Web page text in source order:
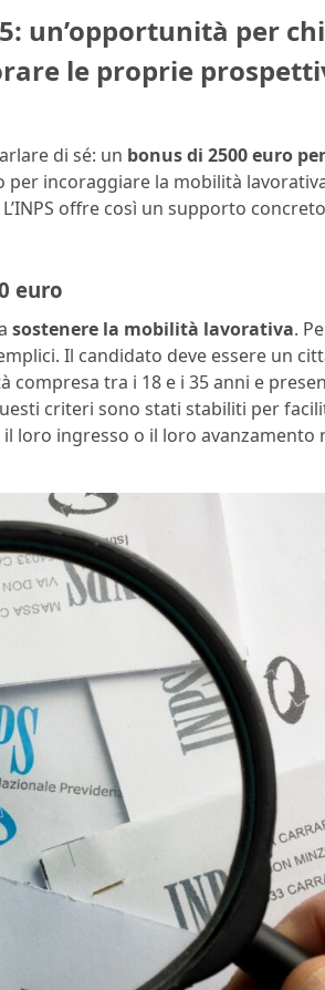
un’opportunità per chi
le proprie
di sé: un bonus di 2500 euro
per incoraggiare la mobilità
offre così un supporto
euro
sostenere la mobilità lavorativa.
Il candidato deve essere un
compresa tra i 18 e i 35 anni e
criteri sono stati stabiliti per
loro ingresso o il loro avanzamento